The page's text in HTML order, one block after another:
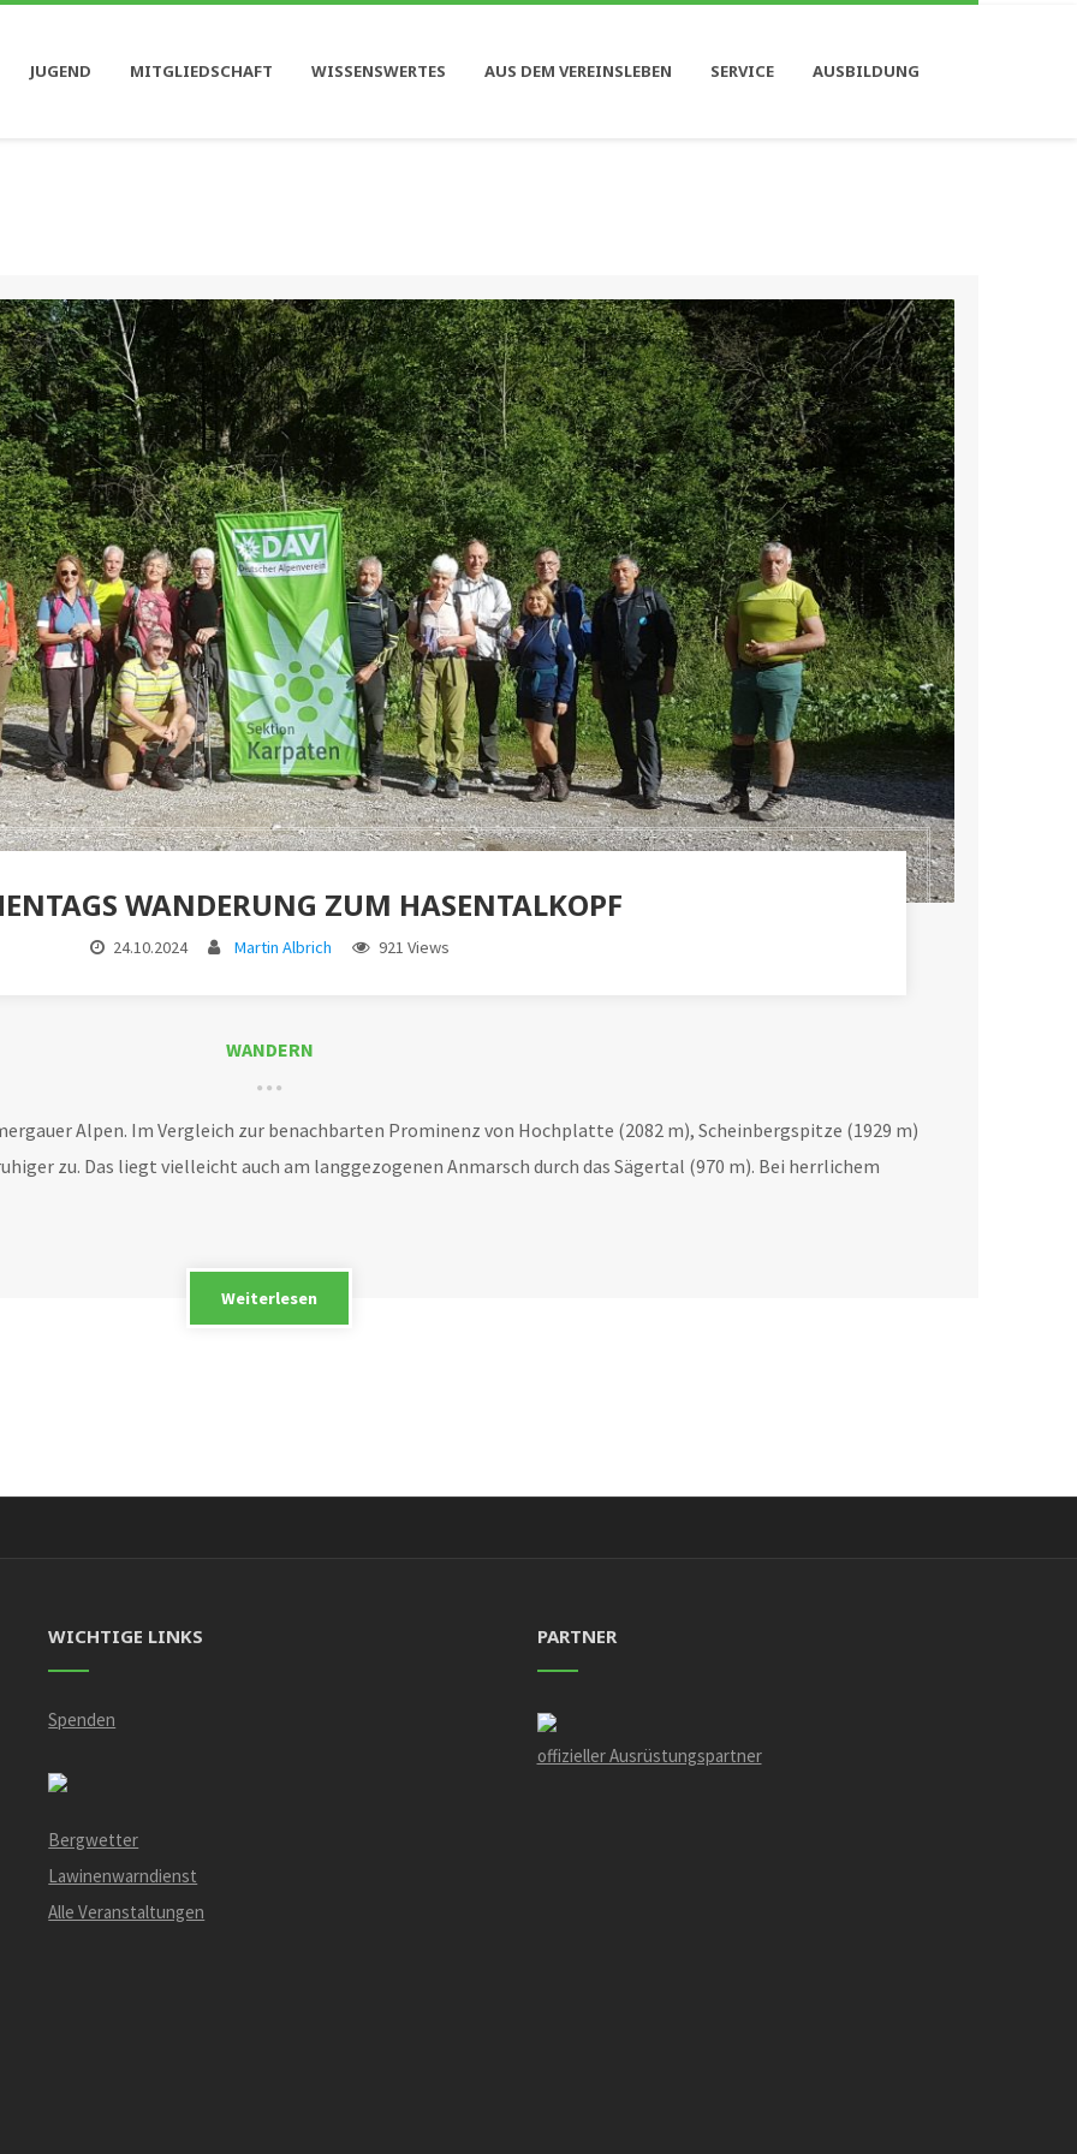
JUGEND MITGLIEDSCHAFT WISSENSWERTES AUS DEM VEREINSLEBEN SERVICE AUSBILDUNG
WANDERUNG ZUM HASENTALKOPF
24.10.2024 Martin Albrich 921 Views
WANDERN
Alpen. Im Vergleich zur benachbarten Prominenz von Hochplatte (2082 m), Scheinbergspitze (1929 m)
zu. Das liegt vielleicht auch am langgezogenen Anmarsch durch das Sägertal (970 m). Bei herrlichem
Weiterlesen
WICHTIGE LINKS
Spenden
Bergwetter
Lawinenwarndienst
Alle Veranstaltungen
PARTNER
offizieller Ausrüstungspartner